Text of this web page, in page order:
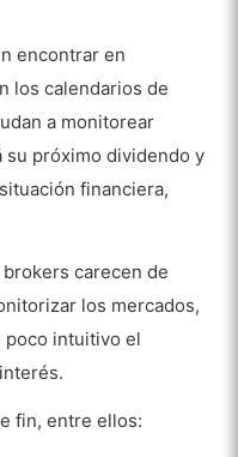
encontrar en
los calendarios de
a monitorear
su próximo dividendo y
financiera,
carecen de
los mercados,
poco intuitivo el
fin, entre ellos: